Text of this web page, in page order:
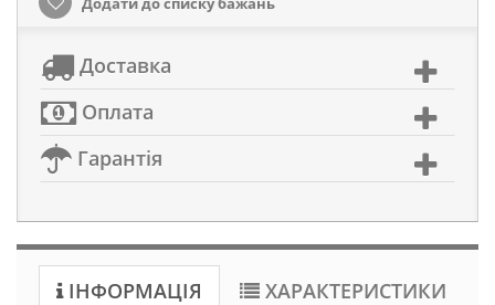
Доставка
Оплата
Гарантія
ІНФОРМАЦІЯ
ХАРАКТЕРИСТИКИ